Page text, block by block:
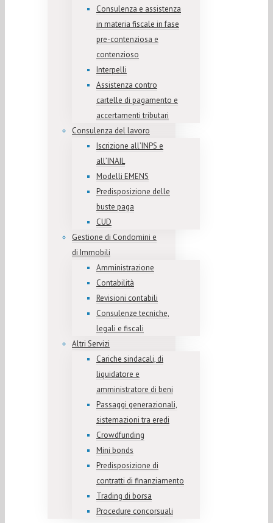
Consulenza e assistenza
in materia fiscale in fase
pre-contenziosa e
contenzioso
Interpelli
Assistenza contro
cartelle di pagamento e
accertamenti tributari
Consulenza del lavoro
Iscrizione all’INPS e
all’INAIL
Modelli EMENS
Predisposizione delle
buste paga
CUD
Gestione di Condomini e
di Immobili
Amministrazione
Contabilità
Revisioni contabili
Consulenze tecniche,
legali e fiscali
Altri Servizi
Cariche sindacali, di
liquidatore e
amministratore di beni
Passaggi generazionali,
sistemazioni tra eredi
Crowdfunding
Mini bonds
Predisposizione di
contratti di finanziamento
Trading di borsa
Procedure concorsuali